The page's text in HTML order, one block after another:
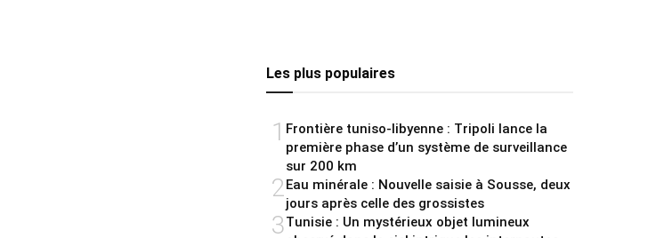
Les plus populaires
1 Frontière tuniso-libyenne : Tripoli lance la
première phase d’un système de surveillance
sur 200 km
2Eau minérale : Nouvelle saisie à Sousse, deux
jours après celle des grossistes
3Tunisie : Un mystérieux objet lumineux